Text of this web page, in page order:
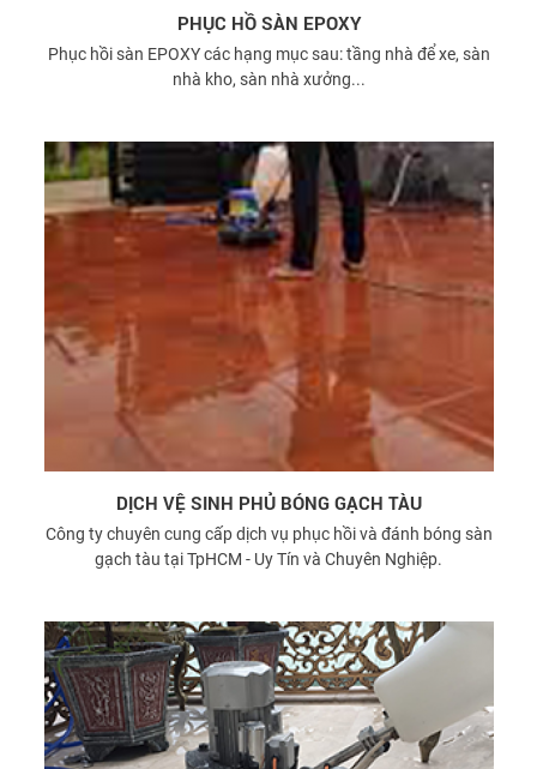
PHỤC HỒ SÀN EPOXY
Phục hồi sàn EPOXY các hạng mục sau: tầng nhà để xe, sàn
nhà kho, sàn nhà xưởng...
DỊCH VỆ SINH PHỦ BÓNG GẠCH TÀU
Công ty chuyên cung cấp dịch vụ phục hồi và đánh bóng sàn
gạch tàu tại TpHCM - Uy Tín và Chuyên Nghiệp.